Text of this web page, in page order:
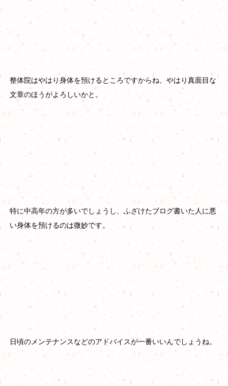
整体院はやはり身体を預けるところですからね、やはり真面目な
文章のほうがよろしいかと。
特に中高年の方が多いでしょうし、ふざけたブログ書いた人に悪
い身体を預けるのは微妙です。
日頃のメンテナンスなどのアドバイスが一番いいんでしょうね。